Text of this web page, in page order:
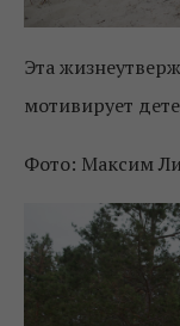
Эта
мотивирует
Фото: Максим